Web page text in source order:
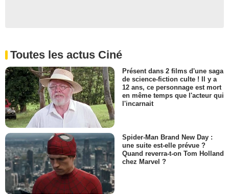
Toutes les actus Ciné
Présent dans 2 films d'une saga
de science-fiction culte ! Il y a
12 ans, ce personnage est mort
en même temps que l'acteur qui
l'incarnait
Spider-Man Brand New Day :
une suite est-elle prévue ?
Quand reverra-t-on Tom Holland
chez Marvel ?